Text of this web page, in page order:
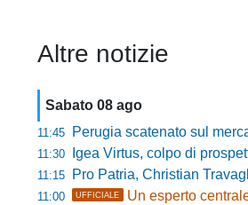
Altre notizie
Sabato 08 ago
11:45 Perugia scatenato sul
11:30 Igea Virtus, colpo di prospettiva a
11:15 Pro Patria, Christian Travaglini
11:00 UFFICIALE Un esperto